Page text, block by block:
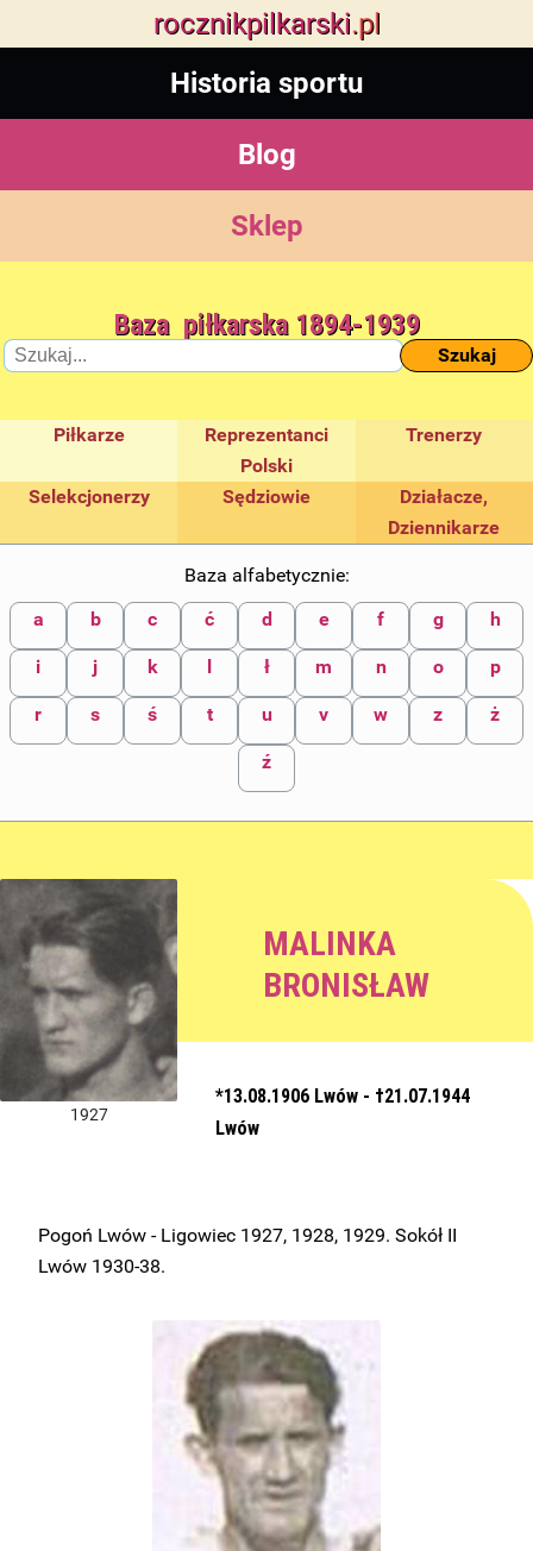
rocznikpilkarski.pl
Historia sportu
Blog
Sklep
Baza piłkarska 1894-1939
Szukaj
Piłkarze
Reprezentanci
Polski
Trenerzy
Selekcjonerzy Sędziowie
Działacze,
Dziennikarze
Baza alfabetycznie:
a
b c ć d e f g h
i j k l ł m n o p
r s ś t u v w z ż
ź
1927
MALINKA
BRONISŁAW
*13.08.1906 Lwów - †21.07.1944
Lwów
Pogoń Lwów - Ligowiec 1927, 1928, 1929. Sokół II
Lwów 1930-38.